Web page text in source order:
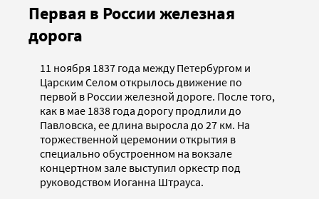
Первая в России железная
дорога
11 ноября 1837 года между Петербургом и
Царским Селом открылось движение по
первой в России железной дороге. После того,
как в мае 1838 года дорогу продлили до
Павловска, ее длина выросла до 27 км. На
торжественной церемонии открытия в
специально обустроенном на вокзале
концертном зале выступил оркестр под
руководством Иоганна Штрауса.